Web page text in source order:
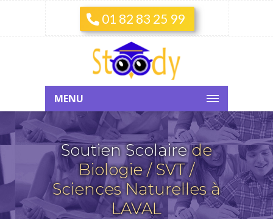
01 82 83 25 99
MENU
Soutien Scolairede
Biologie / SVT /
Sciences Naturelles à
LAVAL